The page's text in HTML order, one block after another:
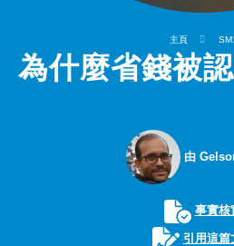
主頁
為什麼省錢被
由
事實核
引用這篇